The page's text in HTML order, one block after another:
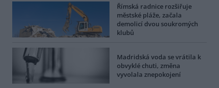
Římská radnice rozšiřuje
městské pláže, začala
demolicí dvou soukromých
klubů
Madridská voda se vrátila k
obvyklé chuti, změna
vyvolala znepokojení